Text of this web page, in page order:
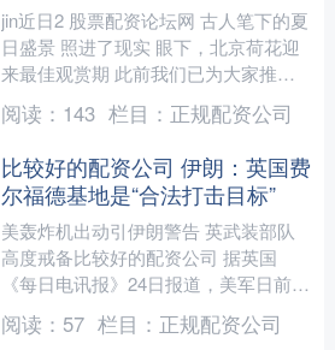
jin近日2 股票配资论坛网 古人笔下的夏
日盛景 照进了现实 眼下，北京荷花迎
来最佳观赏期 此前我们已为大家推介
多处赏荷地 今天推荐多款小众荷塘 沉
浸式感受荷风....
阅读： 143 栏目： 正规配资公司
比较好的配资公司 伊朗：英国费
尔福德基地是“合法打击目标”
美轰炸机出动引伊朗警告 英武装部队
高度戒备比较好的配资公司 据英国
《每日电讯报》24日报道，美军日前从
英国费尔福德基地出动B-1“枪骑兵”战略
轰炸机打击伊朗目标....
阅读： 57 栏目： 正规配资公司